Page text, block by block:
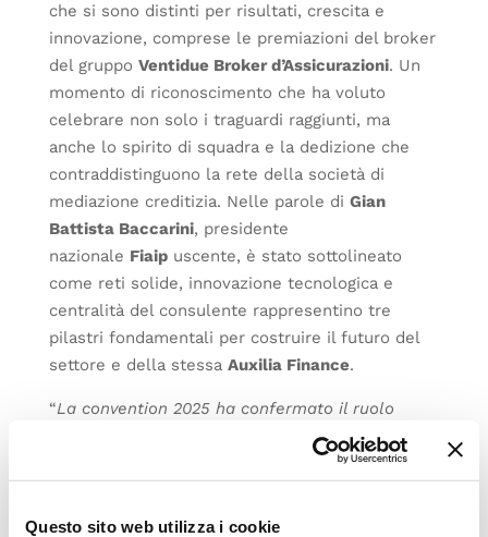
Questo sito web utilizza i cookie
che si sono distinti per risultati, crescita e
innovazione, comprese le premiazioni del broker
del gruppo Ventidue Broker d’Assicurazioni. Un
momento di riconoscimento che ha voluto
celebrare non solo i traguardi raggiunti, ma
anche lo spirito di squadra e la dedizione che
contraddistinguono la rete della società di
mediazione creditizia. Nelle parole di Gian
Battista Baccarini, presidente
nazionale Fiaip uscente, è stato sottolineato
come reti solide, innovazione tecnologica e
centralità del consulente rappresentino tre
pilastri fondamentali per costruire il futuro del
settore e della stessa Auxilia Finance.
“La convention 2025 ha confermato il ruolo
dell’azienda come player di riferimento nella
mediazione creditizia, capace di coniugare
ecosistema dei servizi. Auxilia Finance non è